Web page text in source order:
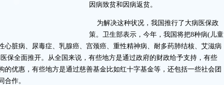
因病致贫和因病返贫。
为解决这种状况，我国推行了大病医保政
策。卫生部表示，今年，我国将把8种病(儿童
心脏病、尿毒症、乳腺癌、宫颈癌、重性精神病、耐多药肺结核、艾滋病
保全面推开。从全国来说，有些地方是通过政府的财政给予支持，有些
的优惠，有些地方是通过慈善基金比如红十字基金等，还包括一些社会团
合作。